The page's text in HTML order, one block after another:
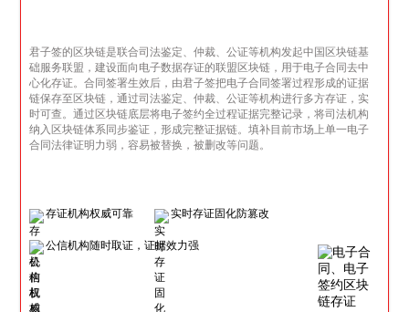
君子签的区块链是联合司法鉴定、仲裁、公证等机构发起中国区块链基
础服务联盟，建设面向电子数据存证的联盟区块链，用于电子合同去中
心化存证。合同签署生效后，由君子签把电子合同签署过程形成的证据
链保存至区块链，通过司法鉴定、仲裁、公证等机构进行多方存证，实
时可查。通过区块链底层将电子签约全过程证据完整记录，将司法机构
纳入区块链体系同步鉴证，形成完整证据链。填补目前市场上单一电子
合同法律证明力弱，容易被替换，被删改等问题。
存证机构权威可靠 实时存证固化防篡改
公信机构随时取证，证据效力强